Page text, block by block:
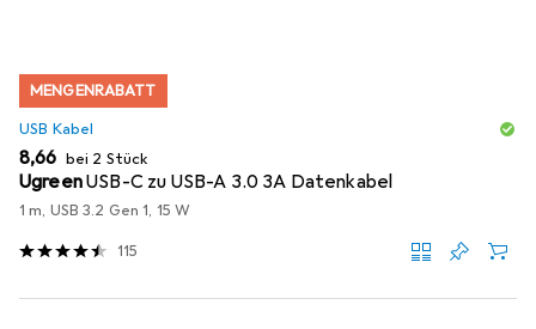
MENGENRABATT
USB Kabel
EUR
8,66 bei 2 Stück
UgreenUSB-C zu USB-A 3.0 3A Datenkabel
1 m, USB 3.2 Gen 1, 15 W
115